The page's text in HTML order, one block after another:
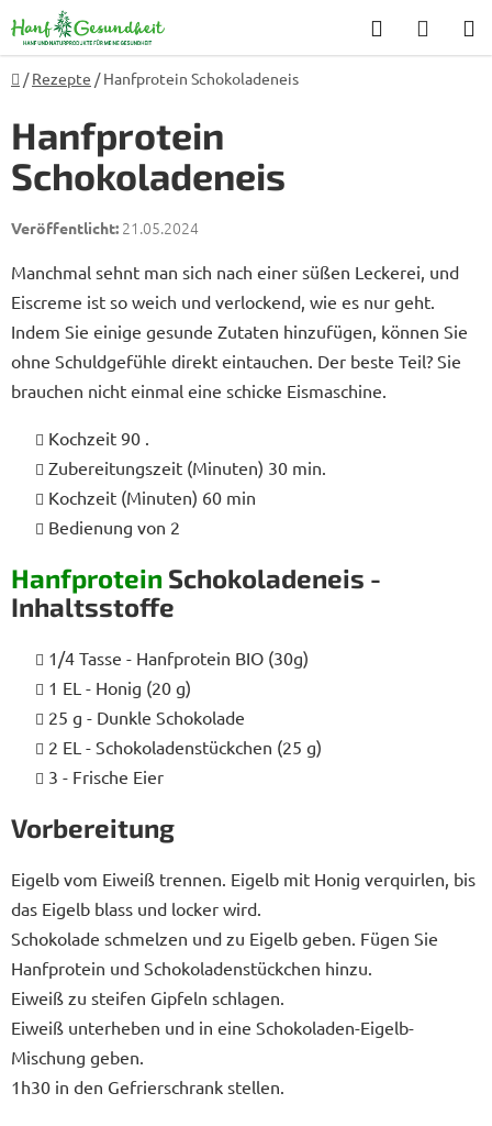
Inhalt
springen
Suchen
Startseite
/ Rezepte / Hanfprotein Schokoladeneis
Hanfprotein
Schokoladeneis
21.05.2024
Manchmal sehnt man sich nach einer süßen Leckerei, und
Eiscreme ist so weich und verlockend, wie es nur geht.
Indem Sie einige gesunde Zutaten hinzufügen, können Sie
ohne Schuldgefühle direkt eintauchen. Der beste Teil? Sie
brauchen nicht einmal eine schicke Eismaschine.
Kochzeit 90 .
Zubereitungszeit (Minuten) 30 min.
Kochzeit (Minuten) 60 min
Bedienung von 2
Hanfprotein Schokoladeneis -
Inhaltsstoffe
1/4 Tasse - Hanfprotein BIO (30g)
1 EL - Honig (20 g)
25 g - Dunkle Schokolade
2 EL - Schokoladenstückchen (25 g)
3 - Frische Eier
Vorbereitung
Eigelb vom Eiweiß trennen. Eigelb mit Honig verquirlen, bis
das Eigelb blass und locker wird.
Schokolade schmelzen und zu Eigelb geben. Fügen Sie
Hanfprotein und Schokoladenstückchen hinzu.
Eiweiß zu steifen Gipfeln schlagen.
Eiweiß unterheben und in eine Schokoladen-Eigelb-
Mischung geben.
1h30 in den Gefrierschrank stellen.